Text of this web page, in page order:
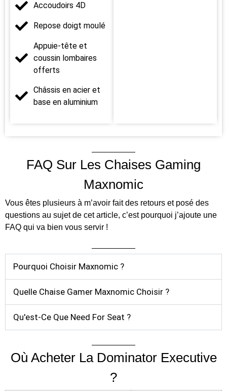
Accoudoirs 4D
Repose doigt moulé
Appuie-tête et
coussin lombaires
offerts
Châssis en acier et
base en aluminium
FAQ Sur Les Chaises Gaming
Maxnomic
Vous êtes plusieurs à m’avoir fait des retours et posé des
questions au sujet de cet article, c’est pourquoi j’ajoute une
FAQ qui va bien vous servir !
Pourquoi Choisir Maxnomic ?
Quelle Chaise Gamer Maxnomic Choisir ?
Qu'est-Ce Que Need For Seat ?
Où Acheter La Dominator Executive
?